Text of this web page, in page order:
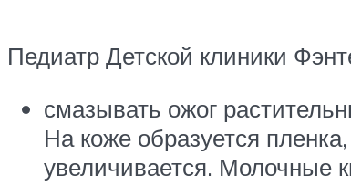
Педиатр Детской клиники
смазывать ожог
На коже образуется
увеличивается. Молочные